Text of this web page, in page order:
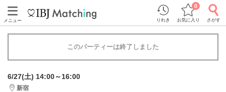
メニュー りれき お気に入り
0
さがす
このパーティーは終了しました
6/27(土) 14:00～16:00
新宿